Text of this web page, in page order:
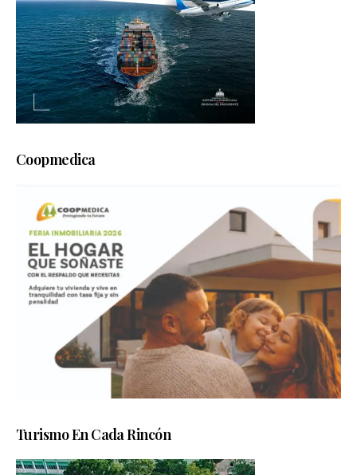
Coopmedica
Turismo En Cada Rincón